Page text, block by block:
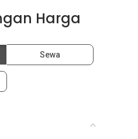
Harga
Sewa